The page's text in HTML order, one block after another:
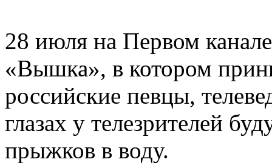
28 июля на Первом
«Вышка», в котором
российские певцы,
глазах у телезрителей
прыжков в воду.